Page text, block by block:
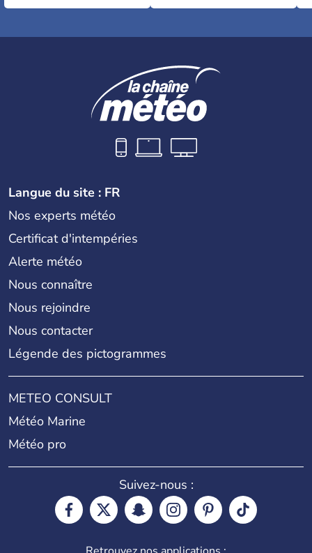
Langue du site : FR
Nos experts météo
Certificat d'intempéries
Alerte météo
Nous connaître
Nous rejoindre
Nous contacter
Légende des pictogrammes
METEO CONSULT
Météo Marine
Météo pro
Suivez-nous :